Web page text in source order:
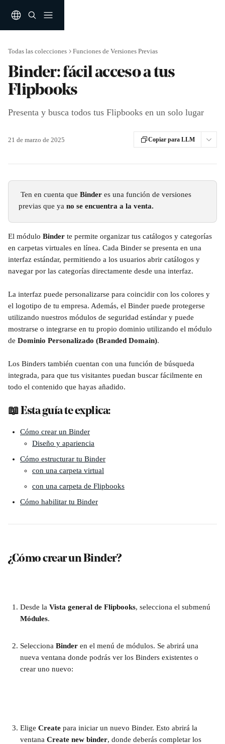
Todas las colecciones Funciones de Versiones Previas
Binder: fácil acceso a tus
Flipbooks
Presenta y busca todos tus Flipbooks en un solo lugar
21 de marzo de 2025 Copiar para LLM
Ten en cuenta que Binder es una función de versiones
previas que ya no se encuentra a la venta.
El módulo Binder te permite organizar tus catálogos y categorías
en carpetas virtuales en línea. Cada Binder se presenta en una
interfaz estándar, permitiendo a los usuarios abrir catálogos y
navegar por las categorías directamente desde una interfaz.
La interfaz puede personalizarse para coincidir con los colores y
el logotipo de tu empresa. Además, el Binder puede protegerse
utilizando nuestros módulos de seguridad estándar y puede
mostrarse o integrarse en tu propio dominio utilizando el módulo
de Dominio Personalizado (Branded Domain).
Los Binders también cuentan con una función de búsqueda
integrada, para que tus visitantes puedan buscar fácilmente en
todo el contenido que hayas añadido.
📖 Esta guía te explica:
Cómo crear un Binder
Diseño y apariencia
Cómo estructurar tu Binder
con una carpeta virtual
con una carpeta de Flipbooks
Cómo habilitar tu Binder
¿Cómo crear un Binder?
Desde la Vista general de Flipbooks, selecciona el submenú
Módules.
Selecciona Binder en el menú de módulos. Se abrirá una
nueva ventana donde podrás ver los Binders existentes o
crear uno nuevo:
Elige Create para iniciar un nuevo Binder. Esto abrirá la
ventana Create new binder, donde deberás completar los